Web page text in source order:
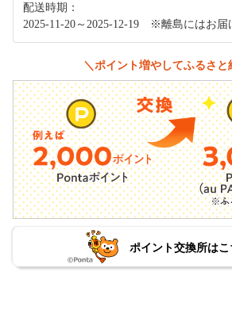
配送時期：
2025-11-20～2025-12-19 ※離島にはお届
＼ポイント増やしてふるさと
ポイント交換所はこ